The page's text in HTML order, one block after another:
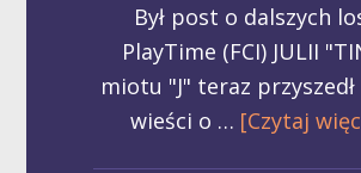
Był post o dalszych
PlayTime (FCI) JULII
miotu "J" teraz przyszedł
wieści o … [Czytaj